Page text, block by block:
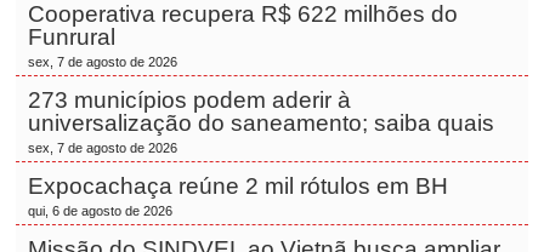
Cooperativa recupera R$ 622 milhões do
Funrural
sex, 7 de agosto de 2026
273 municípios podem aderir à
universalização do saneamento; saiba quais
sex, 7 de agosto de 2026
Expocachaça reúne 2 mil rótulos em BH
qui, 6 de agosto de 2026